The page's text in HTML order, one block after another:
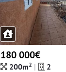
180 000€
200m2 2